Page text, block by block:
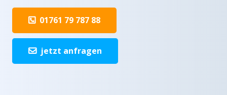
01761 79 787 88
jetzt anfragen